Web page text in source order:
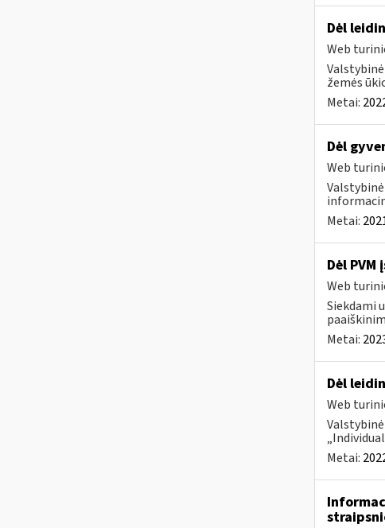
Dėl
Web
Valstybinė
žemės
Metai:
Dėl
Web
Valstybinė
Metai:
Dėl
Web
Siekdami
Metai:
Dėl
Web
Valstybinė
Metai: